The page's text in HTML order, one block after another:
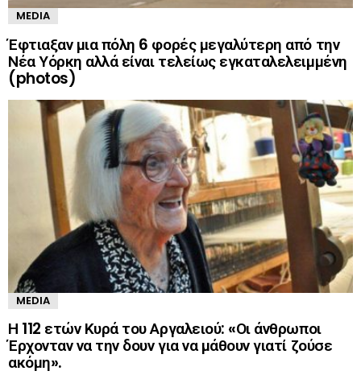
MEDIA
Έφτιαξαν μια πόλη 6 φορές μεγαλύτερη από την
Νέα Υόρκη αλλά είναι τελείως εγκαταλελειμμένη
(photos)
MEDIA
Η 112 ετών Κυρά του Αργαλειού: «Οι άνθρωποι
Έρχονταν να την δουν για να μάθουν γιατί ζούσε
ακόμη».